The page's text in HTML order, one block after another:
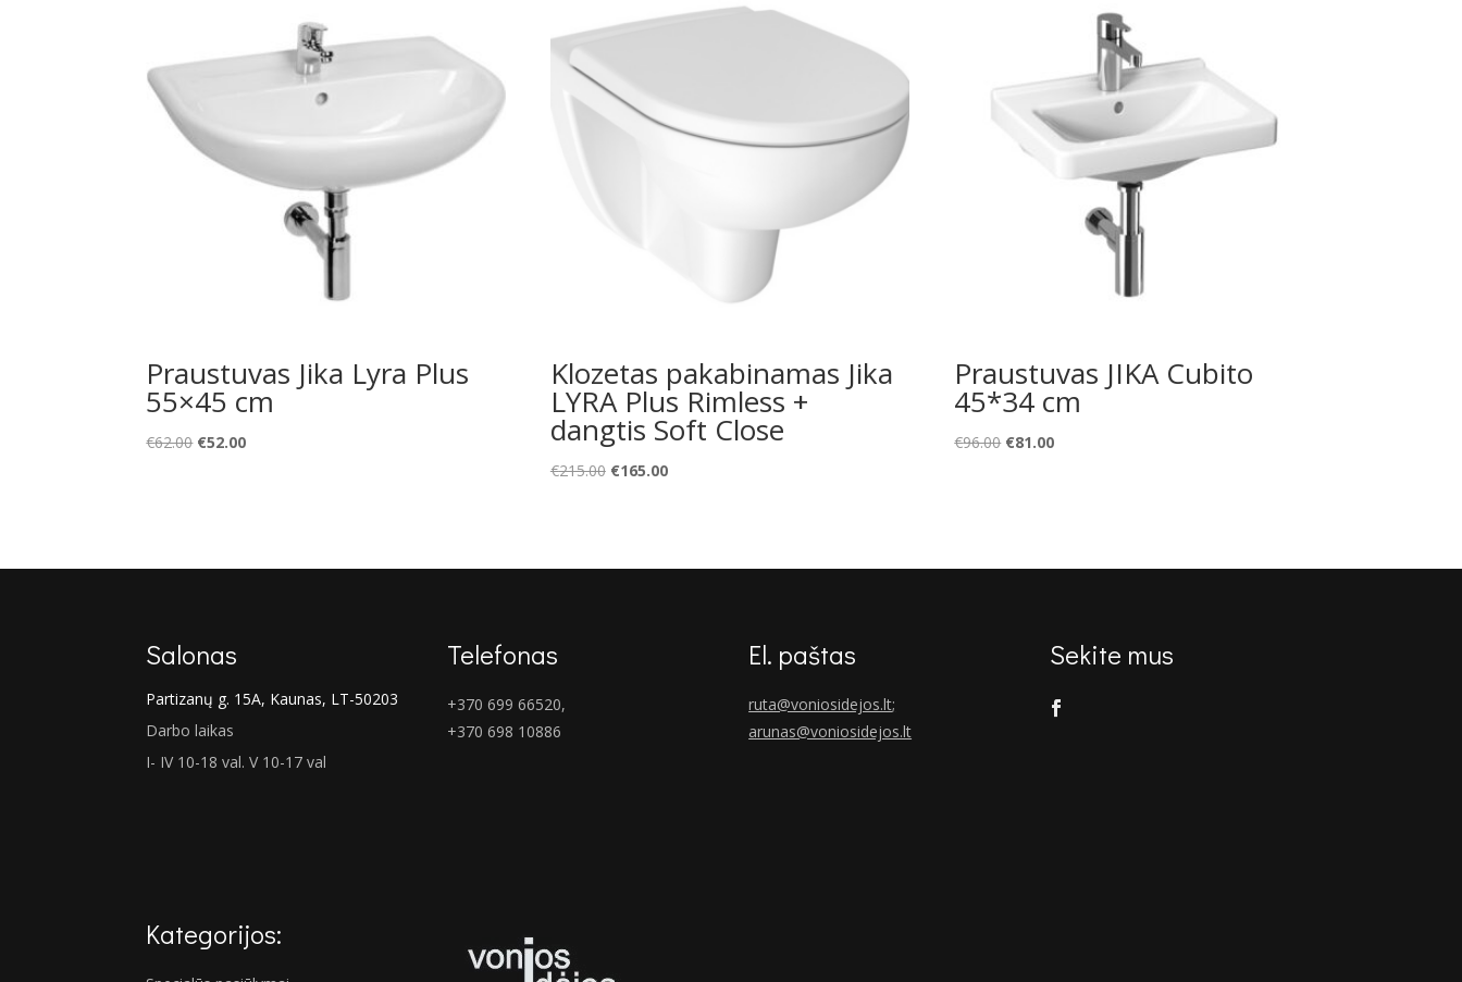
Praustuvas Jika Lyra Plus
55×45 cm
€62.00 Original
€52.00Current
Klozetas pakabinamas Jika
LYRA Plus Rimless +
dangtis Soft Close
€215.00 Original
€165.00Current
Praustuvas JIKA Cubito
45*34 cm
€96.00 Original
€81.00Current
Salonas
Partizanų g. 15A, Kaunas, LT-50203
Darbo laikas
I- IV 10-18 val. V 10-17 val
Telefonas
+370 699 66520,
+370 698 10886
El. paštas
ruta@voniosidejos.lt;
arunas@voniosidejos.lt
Sekite mus
Kategorijos: